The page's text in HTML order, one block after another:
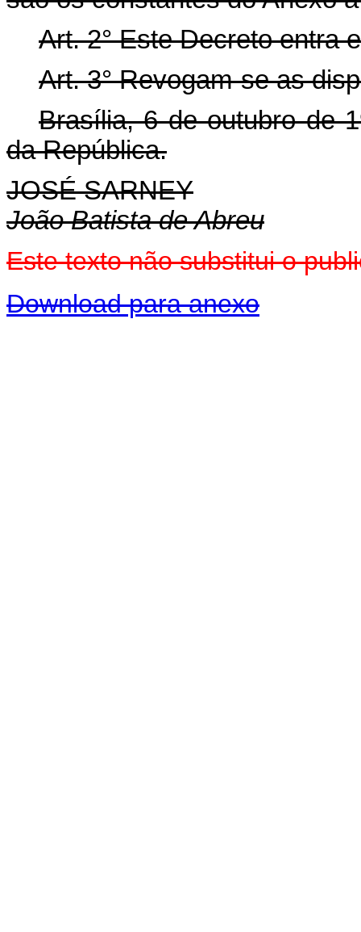
Art. 2° Este Decreto entra
Art. 3° Revogam-se as
Brasília, 6 de outubro de
da República.
JOSÉ SARNEY
João Batista de Abreu
Este texto não substitui o
Download para anexo